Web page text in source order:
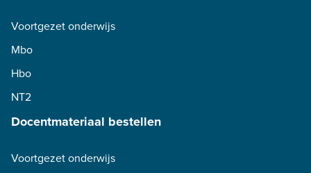
Voortgezet onderwijs
Mbo
Hbo
NT2
Docentmateriaal bestellen
Voortgezet onderwijs